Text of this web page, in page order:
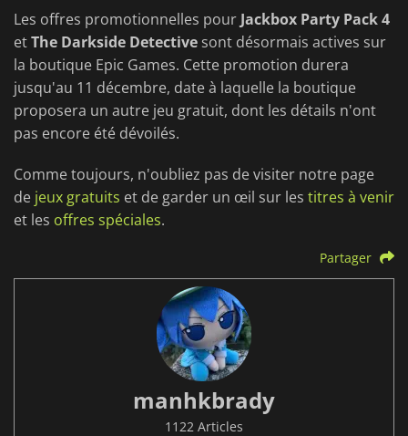
Les offres promotionnelles pour Jackbox Party Pack 4
etThe Darkside Detective sont désormais actives sur
la boutique Epic Games. Cette promotion durera
jusqu'au 11 décembre, date à laquelle la boutique
proposera un autre jeu gratuit, dont les détails n'ont
pas encore été dévoilés.
Comme toujours, n'oubliez pas de visiter notre page
de jeux gratuits et de garder un œil sur les titres à venir
et les offres spéciales.
Partager
manhkbrady
1122 Articles